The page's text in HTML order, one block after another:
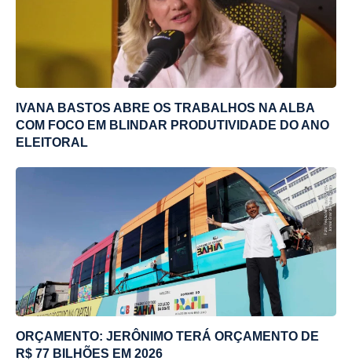
IVANA BASTOS ABRE OS TRABALHOS NA ALBA
COM FOCO EM BLINDAR PRODUTIVIDADE DO ANO
ELEITORAL
ORÇAMENTO: JERÔNIMO TERÁ ORÇAMENTO DE
R$ 77 BILHÕES EM 2026